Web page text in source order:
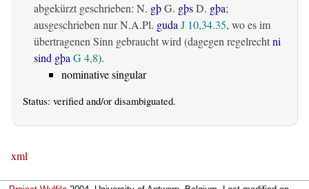
abgekürzt geschrieben: N. gþG. gþsD. gþa;
ausgeschrieben nur N.A.Pl. gudaJ 10,34.35, wo es im
übertragenen Sinn gebraucht wird (dagegen regelrechtni
sind gþaG 4,8).
nominative singular
Status: verified and/or disambiguated.
xml